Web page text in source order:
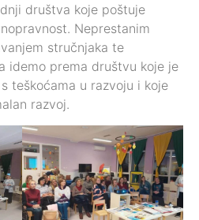
društva koje poštuje
Neprestanim
stručnjaka te
idemo prema društvu koje je
teškoćama u razvoju i koje
razvoj.